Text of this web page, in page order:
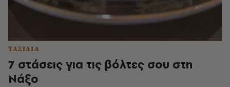
ΤΑΞΙΔΙΑ
7 στάσεις για τις βόλτες σου στη
Νάξο